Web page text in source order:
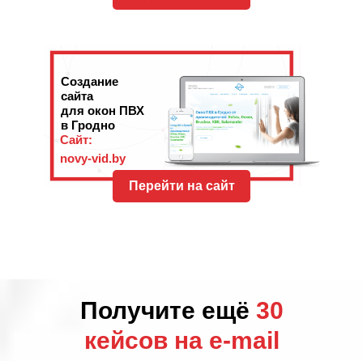
Создание
сайта
для окон ПВХ
в Гродно
Перейти на сайт
Сайт:
novy-vid.by
Получите ещё 30
кейсов на e-mail